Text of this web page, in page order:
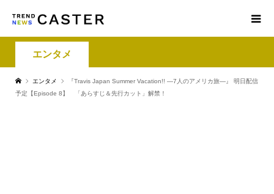
エンタメ
エンタメ
『Travis Japan Summer Vacation!! ―7人のアメリカ旅―』 明日配信
予定【Episode 8】 「あらすじ＆先行カット」解禁！